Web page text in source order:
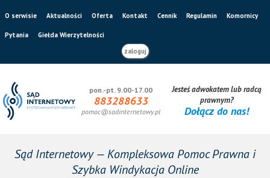
O serwisie Aktualności Oferta Kontakt Cennik Regulamin Komornicy
Pytania
Giełda Wierzytelności
zaloguj
pon.-pt. 9.00-17.00
883288633
pomoc@sadinternetowy.pl
Jesteś adwokatem lub radcą
prawnym?
Dołącz do nas!
Sąd Internetowy — Kompleksowa Pomoc Prawna i
Szybka Windykacja Online